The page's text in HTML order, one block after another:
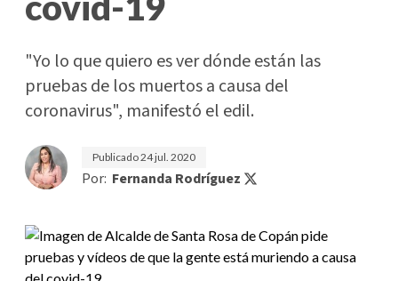
"Yo lo que quiero es ver dónde están las
pruebas de los muertos a causa del
coronavirus", manifestó el edil.
Publicado24 jul. 2020
Por: Fernanda Rodríguez